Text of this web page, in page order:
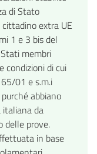
di Stato
cittadino extra UE
1 e 3 bis del
membri
condizioni di cui
01 e s.m.i
abbiano
italiana da
delle prove.
in base